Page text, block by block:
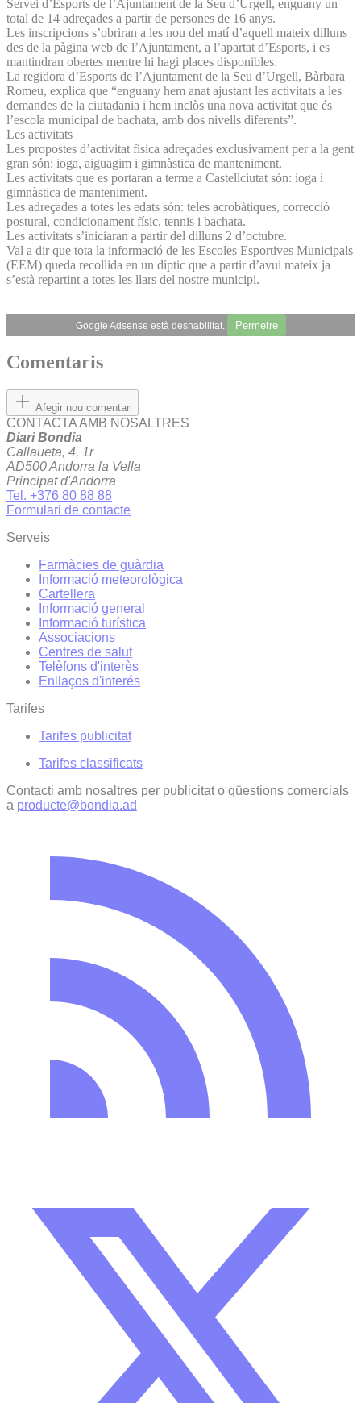
Servei d’Esports de l’Ajuntament de la Seu d’Urgell, enguany un
total de 14 adreçades a partir de persones de 16 anys.
Les inscripcions s’obriran a les nou del matí d’aquell mateix dilluns
des de la pàgina web de l’Ajuntament, a l’apartat d’Esports, i es
mantindran obertes mentre hi hagi places disponibles.
La regidora d’Esports de l’Ajuntament de la Seu d’Urgell, Bàrbara
Romeu, explica que “enguany hem anat ajustant les activitats a les
demandes de la ciutadania i hem inclòs una nova activitat que és
l’escola municipal de bachata, amb dos nivells diferents”.
Les activitats
Les propostes d’activitat física adreçades exclusivament per a la gent
gran són: ioga, aiguagim i gimnàstica de manteniment.
Les activitats que es portaran a terme a Castellciutat són: ioga i
gimnàstica de manteniment.
Les adreçades a totes les edats són: teles acrobàtiques, correcció
postural, condicionament físic, tennis i bachata.
Les activitats s’iniciaran a partir del dilluns 2 d’octubre.
Val a dir que tota la informació de les Escoles Esportives Municipals
(EEM) queda recollida en un díptic que a partir d’avui mateix ja
s’està repartint a totes les llars del nostre municipi.
Google Adsense està deshabilitat. Permetre
Comentaris
Afegir nou comentari
CONTACTA AMB NOSALTRES
Diari Bondia
Callaueta, 4, 1r
AD500 Andorra la Vella
Principat d'Andorra
Tel. +376 80 88 88
Formulari de contacte
Serveis
Farmàcies de guàrdia
Informació meteorològica
Cartellera
Informació general
Informació turística
Associacions
Centres de salut
Telèfons d'interès
Enllaços d'interés
Tarifes
Tarifes publicitat
Tarifes classificats
Contacti amb nosaltres per publicitat o qüestions comercials
a producte@bondia.ad